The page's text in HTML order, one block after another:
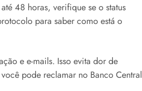
48 horas, verifique se o status
para saber como está o
e e-mails. Isso evita dor de
pode reclamar no Banco Central